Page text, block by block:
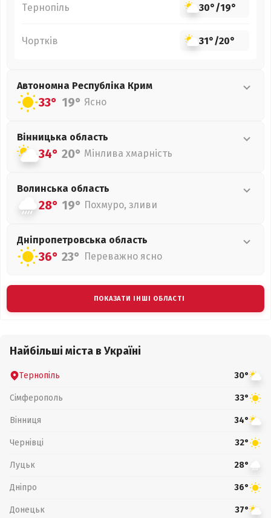
Тернопіль 30°/19°
Чортків 31°/20°
Автономна Республіка Крим
33° 19° Ясно
Вінницька область
34° 20° Мінлива хмарність
Волинська область
28° 19° Похмуро, зливи
Дніпропетровська область
36° 23° Переважно ясно
ПОКАЗАТИ ІНШІ ОБЛАСТІ
Найбільші міста в Україні
Тернопіль 30°
Сімферополь 33°
Вінниця 34°
Чернівці 32°
Луцьк 28°
Дніпро 36°
Донецьк 37°